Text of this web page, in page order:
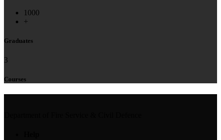
1000
+
Graduates
3
Courses